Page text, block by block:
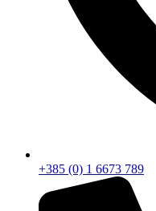
+385 (0) 1 6673 789